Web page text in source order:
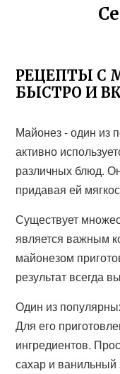
РЕЦЕПТЫ С
БЫСТРО И
Майонез - один из
активно
различных блюд.
придавая ей
Существует
является важным
майонезом
результат всегда
Один из
Для его
ингредиентов.
сахар и ванильный